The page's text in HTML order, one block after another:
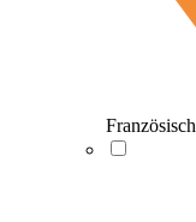
Französisch